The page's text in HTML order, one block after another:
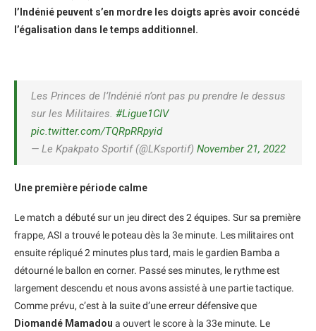
l’Indénié peuvent s’en mordre les doigts après avoir concédé
l’égalisation dans le temps additionnel.
Les Princes de l’Indénié n’ont pas pu prendre le dessus
sur les Militaires. #Ligue1CIV
pic.twitter.com/TQRpRRpyid
— Le Kpakpato Sportif (@LKsportif) November 21, 2022
Une première période calme
Le match a débuté sur un jeu direct des 2 équipes. Sur sa première
frappe, ASI a trouvé le poteau dès la 3e minute. Les militaires ont
ensuite répliqué 2 minutes plus tard, mais le gardien Bamba a
détourné le ballon en corner. Passé ses minutes, le rythme est
largement descendu et nous avons assisté à une partie tactique.
Comme prévu, c’est à la suite d’une erreur défensive que
Diomandé Mamadou a ouvert le score à la 33e minute. Le